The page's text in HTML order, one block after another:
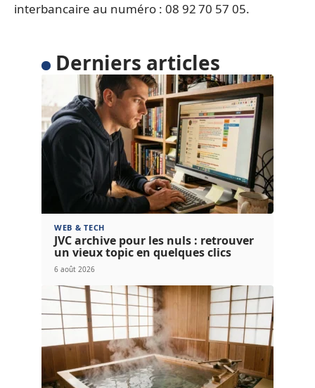
interbancaire au numéro : 08 92 70 57 05.
Derniers articles
WEB & TECH
JVC archive pour les nuls : retrouver
un vieux topic en quelques clics
6 août 2026